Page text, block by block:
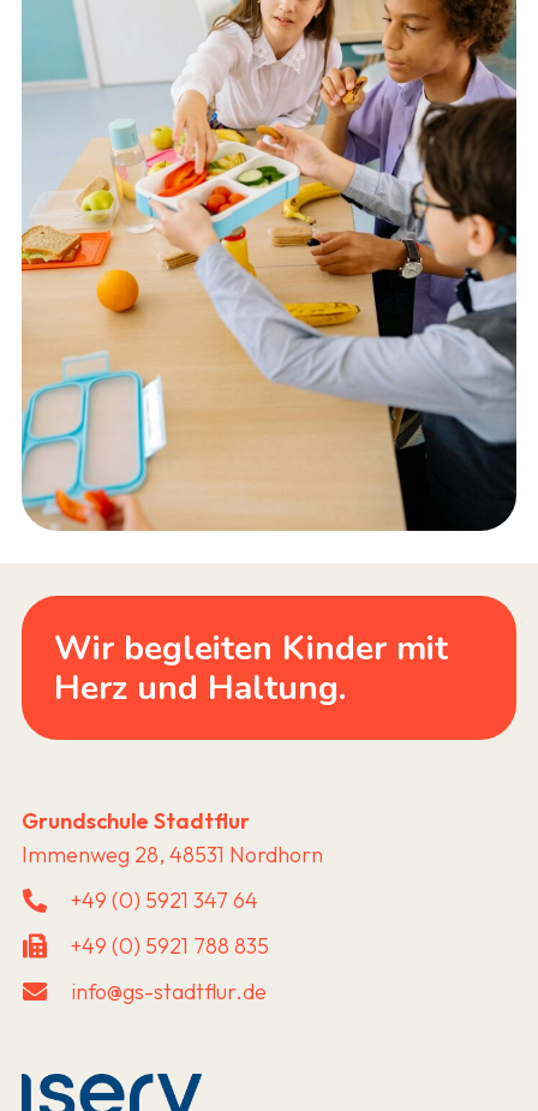
Wir begleiten Kinder mit
Herz und Haltung.
Grundschule Stadtflur
Immenweg 28, 48531 Nordhorn
+49 (0) 5921 347 64
+49 (0) 5921 788 835
info@gs-stadtflur.de